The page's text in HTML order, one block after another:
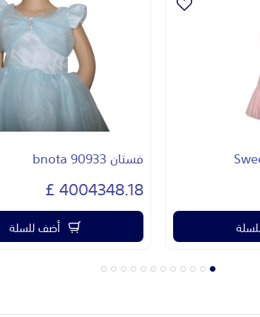
فستان 90939
4815044.44 £
أضف للسلة